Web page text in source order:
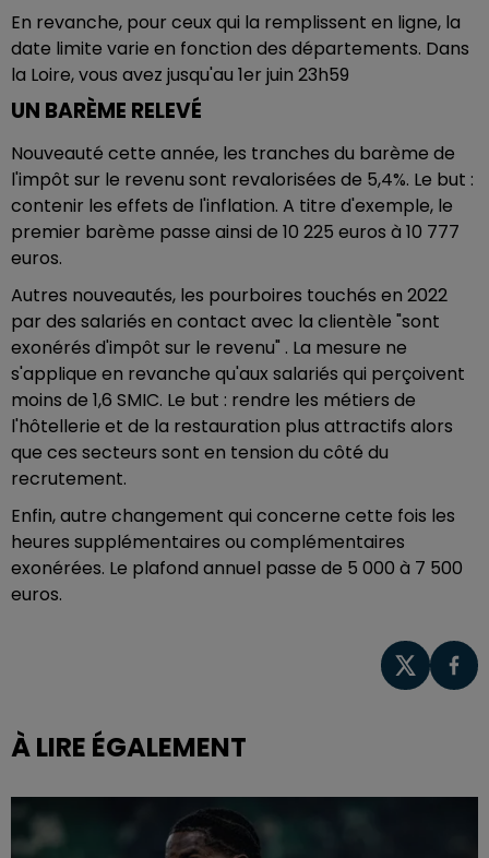
En revanche, pour ceux qui la remplissent en ligne, la
date limite varie en fonction des départements. Dans
la Loire, vous avez jusqu'au 1er juin 23h59
UN BARÈME RELEVÉ
Nouveauté cette année, les tranches du barème de
l'impôt sur le revenu sont revalorisées de 5,4%. Le but :
contenir les effets de l'inflation. A titre d'exemple, le
premier barème passe ainsi de 10 225 euros à 10 777
euros.
Autres nouveautés, les pourboires touchés en 2022
par des salariés en contact avec la clientèle "sont
exonérés d'impôt sur le revenu" . La mesure ne
s'applique en revanche qu'aux salariés qui perçoivent
moins de 1,6 SMIC. Le but : rendre les métiers de
l'hôtellerie et de la restauration plus attractifs alors
que ces secteurs sont en tension du côté du
recrutement.
Enfin, autre changement qui concerne cette fois les
heures supplémentaires ou complémentaires
exonérées. Le plafond annuel passe de 5 000 à 7 500
euros.
À LIRE ÉGALEMENT